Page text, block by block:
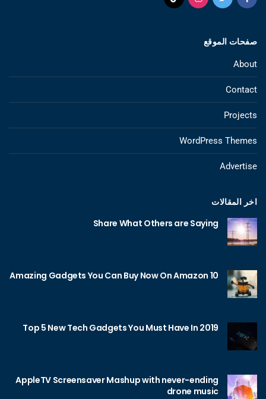
صفحات الموقع
About
Contact
Projects
WordPress Themes
Advertise
اخر المقالات
Share What Others are Saying
10 Amazing Gadgets You Can Buy Now On Amazon
Top 5 New Tech Gadgets You Must Have In 2019
AppleTV Screensaver Mashup with never-ending
drone music